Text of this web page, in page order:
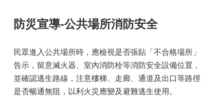
防災宣導-公共場所消防安全
民眾進入公共場所時，應檢視是否張貼「不合格場所」
告示，留意滅火器、室內消防栓等消防安全設備位置，
並確認逃生路線，注意樓梯、走廊、通道及出口等路徑
是否暢通無阻，以利火災應變及避難逃生使用。